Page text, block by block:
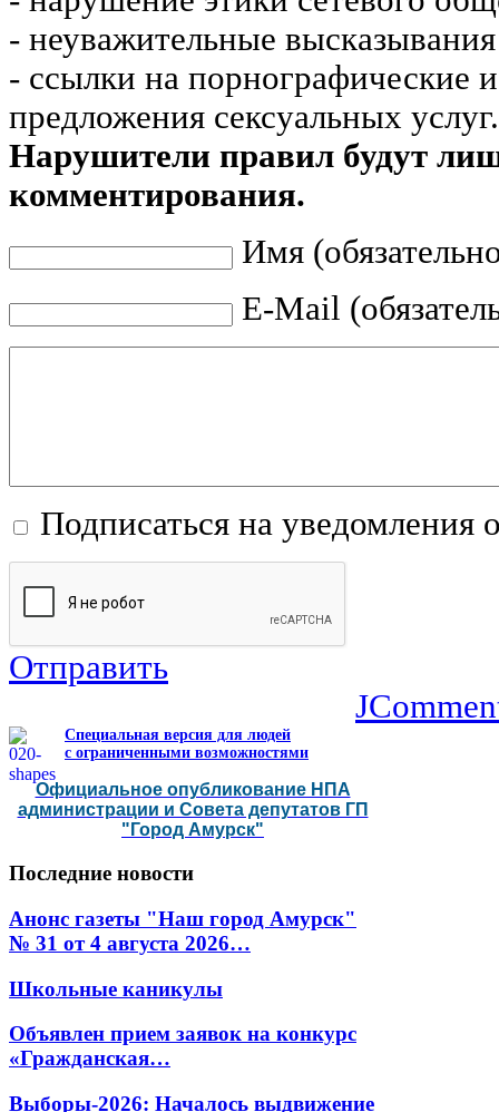
- неуважительные
- ссылки на порнографические
предложения сексуальных услуг.
Нарушители правил будут
комментирования.
Имя
E-Mail
Подписаться на уведомления
Отправить
Специальная версия для людей
с ограниченными возможностями
Официальное опубликование НПА
администрации и Совета депутатов ГП
"Город Амурск"
Последние новости
Анонс газеты "Наш город Амурск"
№ 31 от 4 августа 2026…
Школьные каникулы
Объявлен прием заявок на конкурс
«Гражданская…
Выборы-2026: Началось выдвижение